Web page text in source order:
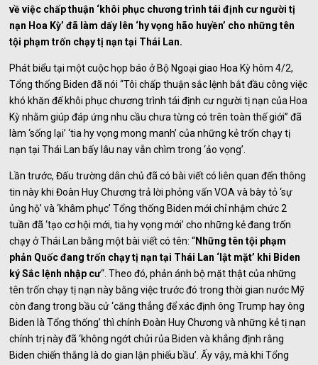
về việc chấp thuận ‘khôi phục chương trình tái định cư người tị
nạn Hoa Kỳ’ đã làm dấy lên ‘hy vọng hão huyền’ cho những tên
tội phạm trốn chạy tị nạn tại Thái Lan.
Phát biểu tại một cuộc họp báo ở Bộ Ngoại giao Hoa Kỳ hôm 4/2,
Tổng thống Biden đã nói “Tôi chấp thuận sắc lệnh bắt đầu công việc
khó khăn để khôi phục chương trình tái định cư người tị nạn của Hoa
Kỳ nhằm giúp đáp ứng nhu cầu chưa từng có trên toàn thế giới” đã
làm ‘sống lại’ ‘tia hy vọng mong manh’ của những kẻ trốn chạy tị
nạn tại Thái Lan bấy lâu nay vẫn chìm trong ‘ảo vọng’.
Lần trước, Đấu trường dân chủ đã có bài viết có liên quan đến thông
tin này khi Đoàn Huy Chương trả lời phỏng vấn VOA và bày tỏ ‘sự
ủng hộ’ và ‘khâm phục’ Tổng thống Biden mới chỉ nhậm chức 2
tuần đã ‘tạo cơ hội mới, tia hy vọng mới’ cho những kẻ đang trốn
chạy ở Thái Lan bằng một bài viết có tên: “Những tên tội phạm
phản Quốc đang trốn chạy tị nạn tại Thái Lan ‘lật mặt’ khi Biden
ký Sắc lệnh nhập cư“. Theo đó, phản ánh bộ mặt thật của những
tên trốn chạy tị nạn này bằng việc trước đó trong thời gian nước Mỹ
còn đang trong bầu cử ‘căng thẳng để xác định ông Trump hay ông
Biden là Tổng thống’ thì chính Đoàn Huy Chương và những kẻ tị nạn
chính trị này đã ‘không ngớt chửi rủa Biden và khẳng định rằng
Biden chiến thắng là do gian lận phiếu bầu’. Ấy vậy, mà khi Tổng